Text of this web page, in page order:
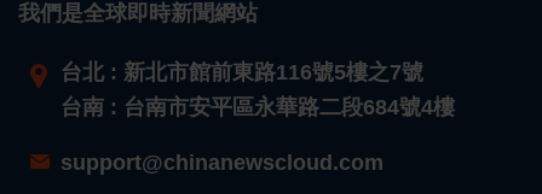
我們是全球即時新聞網站
台北 : 新北市館前東路116號5樓之7號
台南 : 台南市安平區永華路二段684號4樓
support@chinanewscloud.com